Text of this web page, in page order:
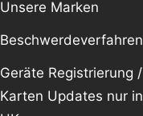
Unsere Marken
Beschwerdeverfahren
Geräte Registrierung /
Karten Updates nur in